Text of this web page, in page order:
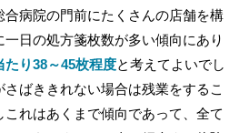
合病院の門前にたくさんの店舗を構
日の処方箋枚数が多い傾向にあり
たり38～45枚程度と考えてよいでし
さばききれない場合は残業をするこ
れはあくまで傾向であって、全て